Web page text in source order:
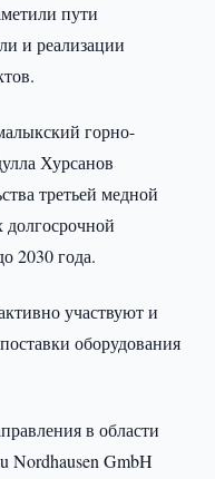
пути
и реализации
горно-
Хурсанов
третьей медной
долгосрочной
2030 года.
участвуют и
оборудования
в области
Nordhausen GmbH